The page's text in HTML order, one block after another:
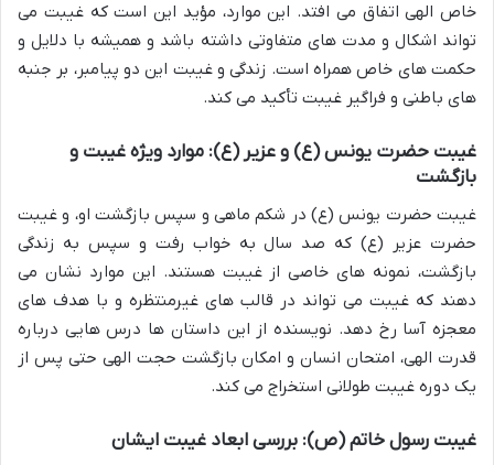
خاص الهی اتفاق می افتد. این موارد، مؤید این است که غیبت می
تواند اشکال و مدت های متفاوتی داشته باشد و همیشه با دلایل و
حکمت های خاص همراه است. زندگی و غیبت این دو پیامبر، بر جنبه
های باطنی و فراگیر غیبت تأکید می کند.
غیبت حضرت یونس (ع) و عزیر (ع): موارد ویژه غیبت و
بازگشت
غیبت حضرت یونس (ع) در شکم ماهی و سپس بازگشت او، و غیبت
حضرت عزیر (ع) که صد سال به خواب رفت و سپس به زندگی
بازگشت، نمونه های خاصی از غیبت هستند. این موارد نشان می
دهند که غیبت می تواند در قالب های غیرمنتظره و با هدف های
معجزه آسا رخ دهد. نویسنده از این داستان ها درس هایی درباره
قدرت الهی، امتحان انسان و امکان بازگشت حجت الهی حتی پس از
یک دوره غیبت طولانی استخراج می کند.
غیبت رسول خاتم (ص): بررسی ابعاد غیبت ایشان